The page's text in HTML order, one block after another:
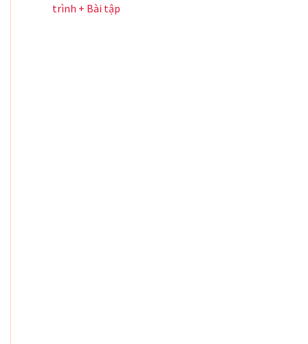
trình + Bài tập